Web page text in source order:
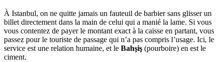
À Istanbul, on ne quitte jamais un fauteuil de barbier sans glisser un
billet directement dans la main de celui qui a manié la lame. Si vous
vous contentez de payer le montant exact à la caisse en partant, vous
passez pour le touriste de passage qui n’a pas compris l’usage. Ici, le
service est une relation humaine, et le Bahşiş (pourboire) en est le
ciment.